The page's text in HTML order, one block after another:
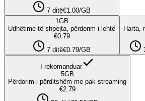
7 ditë€1.00/GB
1 GB
Udhëtime të shpejta, përdorim i lehtë
€0.79
7 ditë€0.79/GB
Harta,
I rekomanduar
5GB
Përdorim i përditshëm me pak streaming
€2.79